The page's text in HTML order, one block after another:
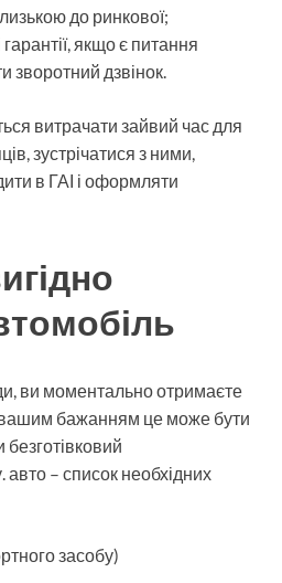
до ринкової;
якщо є питання
зворотний дзвінок.
витрачати зайвий час для
зустрічатися з ними,
в ГАІ і оформляти
ви моментально отримаєте
бажанням це може бути
безготівковий
– список необхідних
засобу)